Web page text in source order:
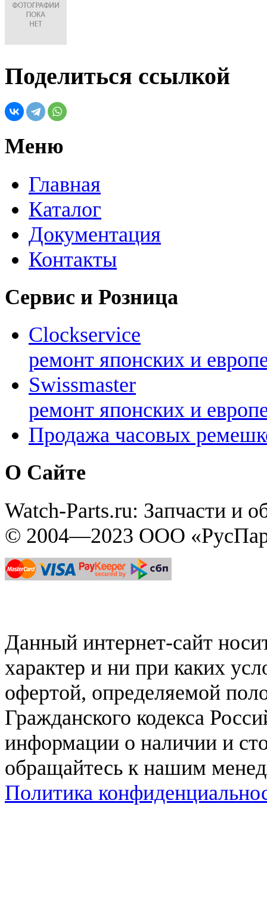
Поделиться ссылкой
Меню
Главная
Каталог
Документация
Контакты
Сервис и Розница
Clockservice
ремонт японских и
Swissmaster
ремонт японских и
Продажа часовых
О Сайте
Watch-Parts.ru: Запчасти и
© 2004—2023 ООО
Данный интернет-сайт
характер и ни при каких
офертой, определяемой
Гражданского кодекса
информации о наличии и
обращайтесь к нашим
Политика